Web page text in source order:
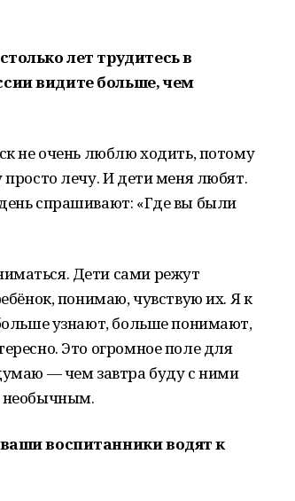
лет трудитесь в
видите больше, чем
не очень люблю ходить, потому
лечу. И дети меня любят.
спрашивают: «Где вы были
Дети сами режут
понимаю, чувствую их. Я к
узнают, больше понимают,
Это огромное поле для
— чем завтра буду с ними
необычным.
воспитанники водят к